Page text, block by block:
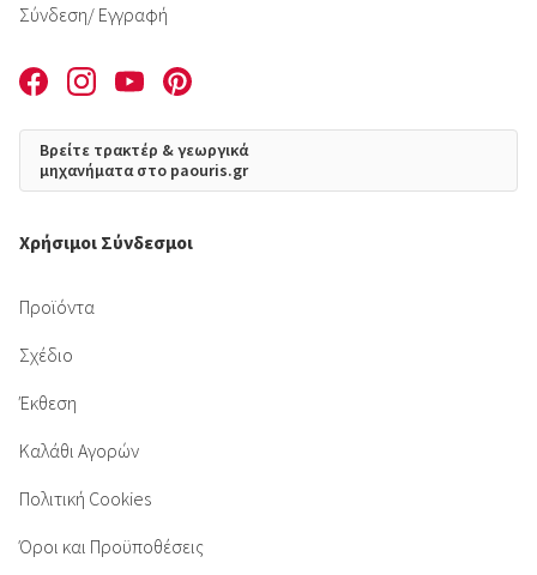
Σύνδεση/ Εγγραφή
Βρείτε τρακτέρ & γεωργικά
μηχανήματα στο paouris.gr
Χρήσιμοι Σύνδεσμοι
Προϊόντα
Σχέδιο
Έκθεση
Καλάθι Αγορών
Πολιτική Cookies
Όροι και Προϋποθέσεις